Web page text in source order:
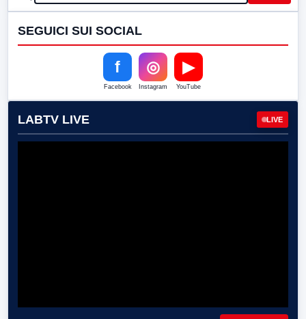
SEGUICI SUI SOCIAL
f
Facebook
◎
Instagram
▶
YouTube
LABTV LIVE LIVE